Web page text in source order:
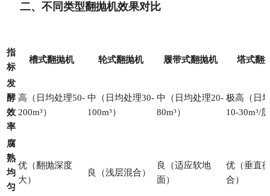
二、不同类型翻抛机效果对比
指
标
槽式翻抛机 轮式翻抛机 履带式翻抛机 塔式翻
发
酵
效
率
高（日均处理50-
200m³）
中（日均处理30-
100m³）
中（日均处理20-
80m³）
极高（日
10-30m³/
腐
熟
均
匀
优（翻抛深度
大）
良（浅层混合）
良（适应软地
面）
优（垂直
合）